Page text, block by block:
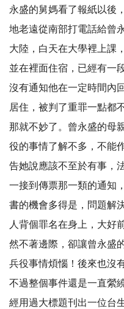
永盛的舅媽看了報紙以後
地老遠從南部打電話給曾
大陸，白天在大學裡上課
並在裡面住宿，已經有一
沒有通知他在一定時間內
居住，被判了重罪一點都
那就不妙了。曾永盛的母
役的事情了解不多，不能
告她說應該不至於有事，
一接到傳票那一類的通知
書的機會多得是，問題解
人背個罪名在身上，大好
然不著邊際，卻讓曾永盛
兵役事情煩惱！後來也沒
不過整個事件還是一直縈
經用過大標題刊出一位台